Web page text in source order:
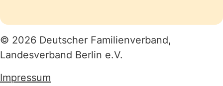
© 2026 Deutscher Familienverband,
Landesverband Berlin e.V.
Impressum